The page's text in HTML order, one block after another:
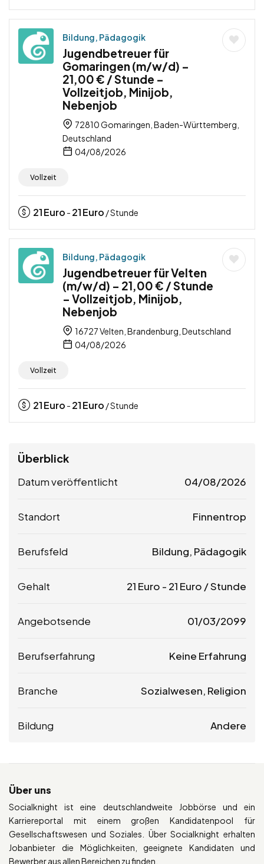
Bildung, Pädagogik
Jugendbetreuer für
Gomaringen (m/w/d) –
21,00 € / Stunde –
Vollzeitjob, Minijob,
Nebenjob
72810 Gomaringen, Baden-Württemberg,
Deutschland
04/08/2026
Vollzeit
21Euro - 21Euro / Stunde
Bildung, Pädagogik
Jugendbetreuer für Velten
(m/w/d) – 21,00 € / Stunde
– Vollzeitjob, Minijob,
Nebenjob
16727 Velten, Brandenburg, Deutschland
04/08/2026
Vollzeit
21Euro - 21Euro / Stunde
Überblick
Datum veröffentlicht 04/08/2026
Standort Finnentrop
Berufsfeld Bildung, Pädagogik
Gehalt 21 Euro - 21 Euro / Stunde
Angebotsende 01/03/2099
Berufserfahrung Keine Erfahrung
Branche Sozialwesen, Religion
Bildung Andere
Über uns
Socialknight ist eine deutschlandweite Jobbörse und ein
Karriereportal mit einem großen Kandidatenpool für
Gesellschaftswesen und Soziales. Über Socialknight erhalten
Jobanbieter die Möglichkeiten, geeignete Kandidaten und
Bewerber aus allen Bereichen zu finden.